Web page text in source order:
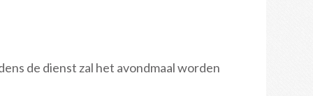
de dienst zal het avondmaal worden